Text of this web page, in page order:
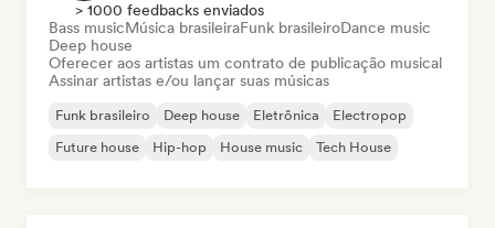
> 1000 feedbacks enviados
Bass musicMúsica brasileiraFunk brasileiroDance music
Deep house
Oferecer aos artistas um contrato de publicação musical
Assinar artistas e/ou lançar suas músicas
Funk brasileiro Deep house Eletrônica
Electropop
Future house
Hip-hop House music Tech House